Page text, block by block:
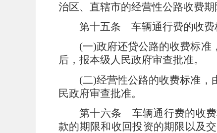
治区、直辖市的经营性公路收费
第十五条 车辆通行费的收
(一)政府还贷公路的收费标准
后，报本级人民政府审查批准。
(二)经营性公路的收费标准，
民政府审查批准。
第十六条 车辆通行费的收
款的期限和收回投资的期限以及